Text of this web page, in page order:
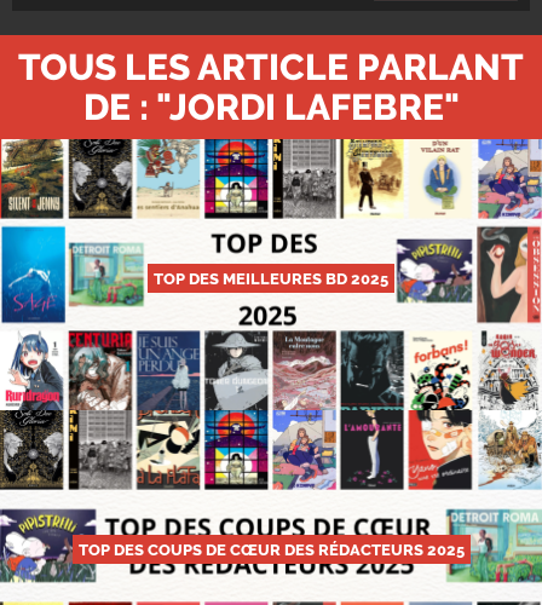
TOUS LES ARTICLE PARLANT
DE : "JORDI LAFEBRE"
TOP DES MEILLEURES BD 2025
TOP DES COUPS DE CŒUR DES RÉDACTEURS 2025